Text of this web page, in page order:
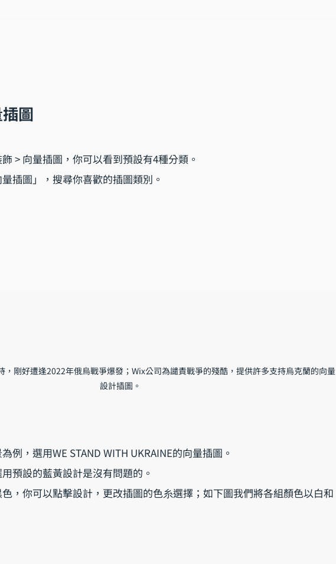
圖
> 向量插圖，你可以看到預設有4種分類。
插圖」，搜尋你喜歡的插圖類別。
，剛好遭逢2022年俄烏戰爭爆發；Wix公司為譴責戰爭的殘酷，提供許多支持烏克蘭的向量
設計插圖。
例，選用WE STAND WITH UKRAINE的向量插圖。
預設的藍黃設計是沒有問題的。
，你可以點擊設計，更改插圖的色糸選擇；如下圖我們將各組顏色以白和